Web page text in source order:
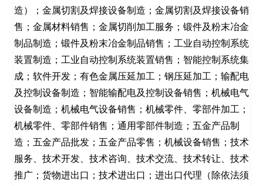
造）；金属切割及焊接设备制造；金属切割及焊接设备销
售；金属材料销售；金属切削加工服务；锻件及粉末冶金
制品制造；锻件及粉末冶金制品销售；工业自动控制系统
装置制造；工业自动控制系统装置销售；智能控制系统集
成；软件开发；有色金属压延加工；钢压延加工；输配电
及控制设备制造；智能输配电及控制设备销售；机械电气
设备制造；机械电气设备销售；机械零件、零部件加工；
机械零件、零部件销售；通用零部件制造；五金产品制
造；五金产品批发；五金产品零售；机械设备销售；技术
服务、技术开发、技术咨询、技术交流、技术转让、技术
推广；货物进出口；技术进出口；进出口代理（除依法须